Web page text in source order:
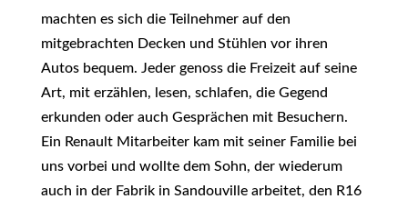
machten es sich die Teilnehmer auf den
mitgebrachten Decken und Stühlen vor ihren
Autos bequem. Jeder genoss die Freizeit auf seine
Art, mit erzählen, lesen, schlafen, die Gegend
erkunden oder auch Gesprächen mit Besuchern.
Ein Renault Mitarbeiter kam mit seiner Familie bei
uns vorbei und wollte dem Sohn, der wiederum
auch in der Fabrik in Sandouville arbeitet, den R16